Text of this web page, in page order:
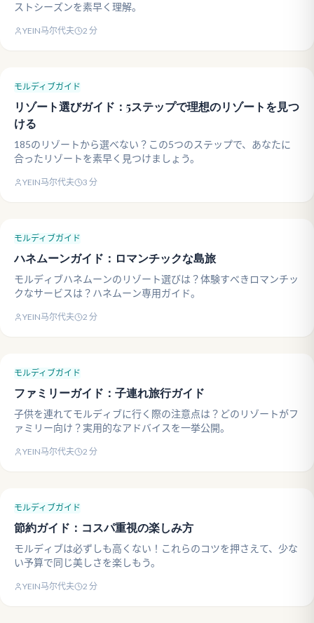
ストシーズンを素早く理解。
YEIN马尔代夫 2 分
モルディブガイド
リゾート選びガイド：5ステップで理想のリゾートを見つ
ける
185のリゾートから選べない？この5つのステップで、あなたに
合ったリゾートを素早く見つけましょう。
YEIN马尔代夫 3 分
モルディブガイド
ハネムーンガイド：ロマンチックな島旅
モルディブハネムーンのリゾート選びは？体験すべきロマンチッ
クなサービスは？ハネムーン専用ガイド。
YEIN马尔代夫 2 分
モルディブガイド
ファミリーガイド：子連れ旅行ガイド
子供を連れてモルディブに行く際の注意点は？どのリゾートがフ
ァミリー向け？実用的なアドバイスを一挙公開。
YEIN马尔代夫 2 分
モルディブガイド
節約ガイド：コスパ重視の楽しみ方
モルディブは必ずしも高くない！これらのコツを押さえて、少な
い予算で同じ美しさを楽しもう。
YEIN马尔代夫 2 分